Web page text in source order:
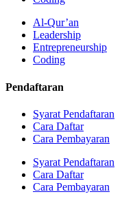
Al-Qur’an
Leadership
Entrepreneurship
Coding
Pendaftaran
Syarat Pendaftaran
Cara Daftar
Cara Pembayaran
Syarat Pendaftaran
Cara Daftar
Cara Pembayaran